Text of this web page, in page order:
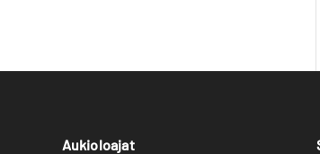
Aukioloajat